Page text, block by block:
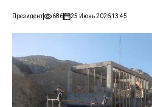
Президент 686 25 Июнь 202613:45